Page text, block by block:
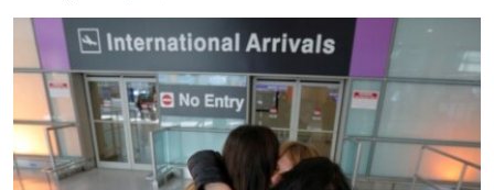
ᲒᲐᲓᲐᲪᲔᲛᲔᲑᲘ
ᲕᲐᲨᲘᲜᲒᲢᲝᲜᲘ ᲓᲦᲔᲡ
ᲮᲔᲓᲕᲐ ᲕᲐᲨᲘᲜᲒᲢᲝᲜᲘᲓᲐᲜ
ᲡᲢᲣᲓᲘᲐ ᲕᲐᲨᲘᲜᲒᲢᲝᲜᲘ
ᲡᲮᲕᲐ ᲡᲘᲐᲮᲚᲔᲔᲑᲘ
ᲞᲝᲚᲘᲢᲘᲙᲐ
ᲔᲙᲝᲜᲝᲛᲘᲙᲐ
ᲯᲐᲜᲛᲠᲗᲔᲚᲝᲑᲐ
ᲠᲣᲡᲔᲗᲘᲡ ᲨᲔᲭᲠᲐ ᲣᲙᲠᲐᲘᲜᲐᲨᲘ
Learning English